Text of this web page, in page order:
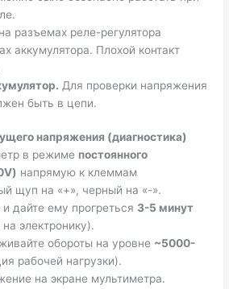
на разъемах реле-регулятора
аккумулятора. Плохой контакт
Для проверки напряжения
быть в цепи.
напряжения (диагностика)
в режиме постоянного
напрямую к клеммам
щуп на «+», черный на «-».
дайте ему прогреться 3-5 минут
электронику).
обороты на уровне ~5000-
рабочей нагрузки).
на экране мультиметра.